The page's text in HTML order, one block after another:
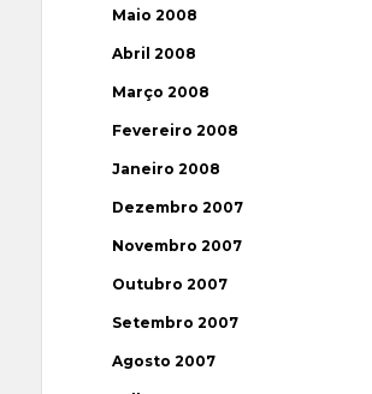
Maio 2008
Abril 2008
Março 2008
Fevereiro 2008
Janeiro 2008
Dezembro 2007
Novembro 2007
Outubro 2007
Setembro 2007
Agosto 2007